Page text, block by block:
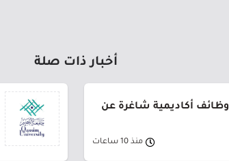
أخبار ذات صلة
وظائف أكاديمية شاغرة عن
منذ 10 ساعات